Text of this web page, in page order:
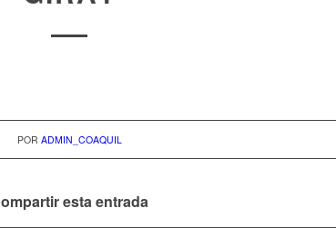
POR ADMIN_COAQUIL
esta entrada